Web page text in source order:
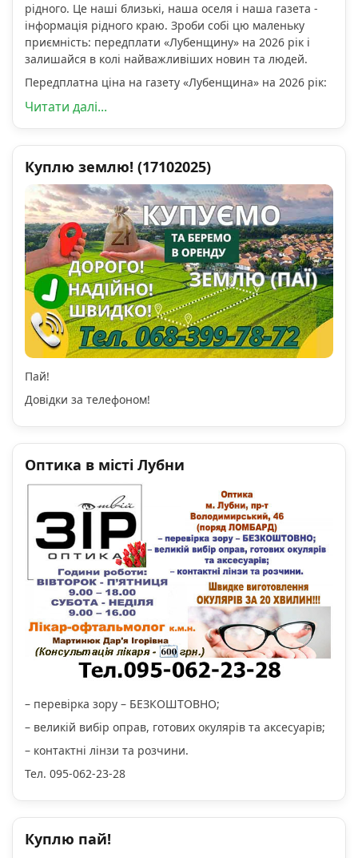
рідного. Це наші близькі, наша оселя і наша газета -
інформація рідного краю. Зроби собі цю маленьку
приємність: передплати «Лубенщину» на 2026 рік і
залишайся в колі найважливіших новин та людей.
Передплатна ціна на газету «Лубенщина» на 2026 рік:
Читати далі...
Куплю землю! (17102025)
Пай!
Довідки за телефоном!
Оптика в місті Лубни
– перевірка зору – БЕЗКОШТОВНО;
– великій вибір оправ, готових окулярів та аксесуарів;
– контактні лінзи та розчини.
Тел. 095-062-23-28
Куплю пай!